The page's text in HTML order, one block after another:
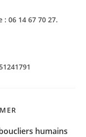
: 06 14 67 70 27.
humains